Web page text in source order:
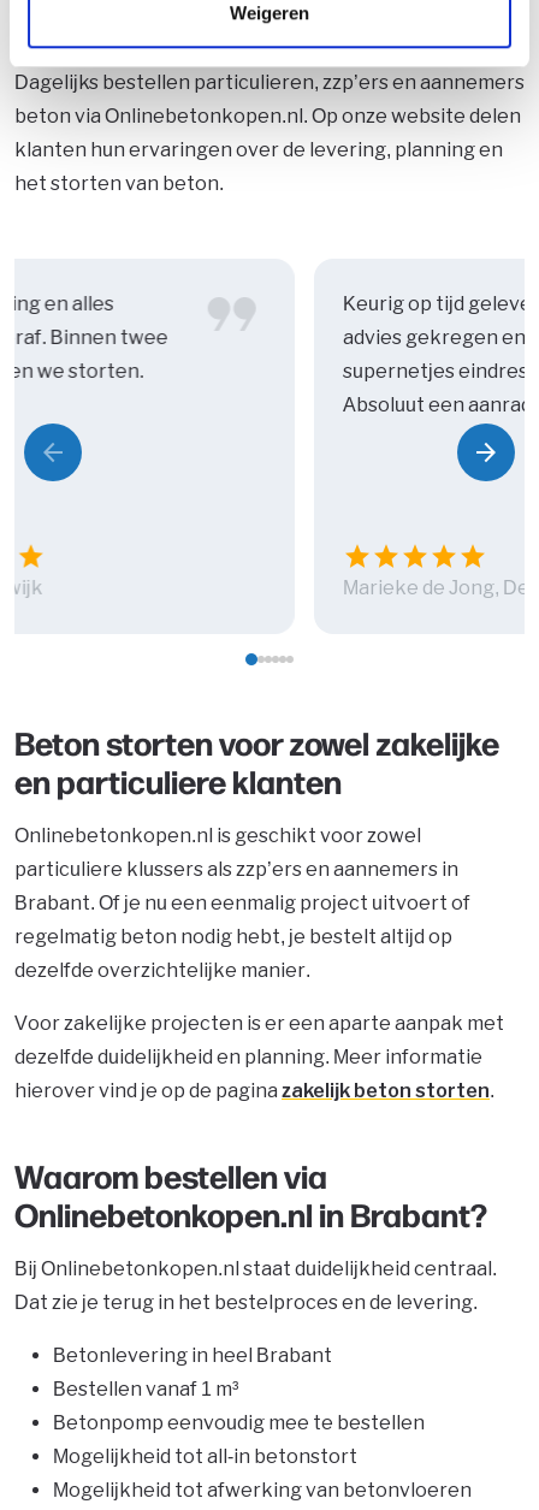
Weigeren
Wat onze klanten zeggen
Dagelijks bestellen particulieren, zzp’ers en aannemers
beton via Onlinebetonkopen.nl. Op onze website delen
klanten hun ervaringen over de levering, planning en
het storten van beton.
en alles
Binnen twee
we storten.
star
Keurig op tijd
advies gekregen en
supernetjes
Absoluut een
starstarstarstarstar
Marieke de Jong,
arrow_backVorige arrow_forward
Beton storten voor zowel zakelijke
en particuliere klanten
Onlinebetonkopen.nl is geschikt voor zowel
particuliere klussers als zzp’ers en aannemers in
Brabant. Of je nu een eenmalig project uitvoert of
regelmatig beton nodig hebt, je bestelt altijd op
dezelfde overzichtelijke manier.
Voor zakelijke projecten is er een aparte aanpak met
dezelfde duidelijkheid en planning. Meer informatie
hierover vind je op de pagina zakelijk beton storten.
Waarom bestellen via
Onlinebetonkopen.nl in Brabant?
Bij Onlinebetonkopen.nl staat duidelijkheid centraal.
Dat zie je terug in het bestelproces en de levering.
Betonlevering in heel Brabant
Bestellen vanaf 1 m³
Betonpomp eenvoudig mee te bestellen
Mogelijkheid tot all-in betonstort
Mogelijkheid tot afwerking van betonvloeren